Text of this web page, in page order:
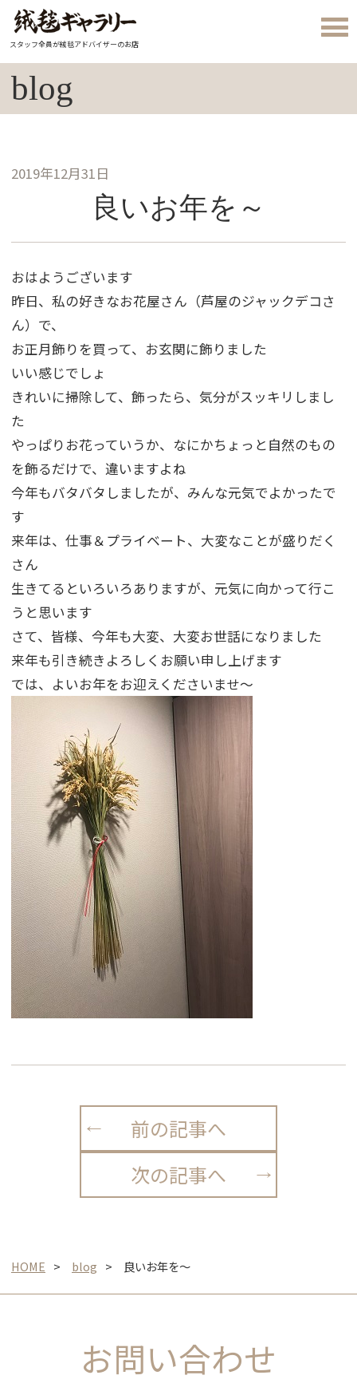
スタッフ全員が絨毯アドバイザーのお店
blog
2019年12月31日
良いお年を～
おはようございます
昨日、私の好きなお花屋さん（芦屋のジャックデコさ
ん）で、
お正月飾りを買って、お玄関に飾りました
いい感じでしょ
きれいに掃除して、飾ったら、気分がスッキリしまし
た
やっぱりお花っていうか、なにかちょっと自然のもの
を飾るだけで、違いますよね
今年もバタバタしましたが、みんな元気でよかったで
す
来年は、仕事＆プライベート、大変なことが盛りだく
さん
生きてるといろいろありますが、元気に向かって行こ
うと思います
さて、皆様、今年も大変、大変お世話になりました
来年も引き続きよろしくお願い申し上げます
では、よいお年をお迎えくださいませ～
前の記事へ
次の記事へ
HOME blog 良いお年を～
お問い合わせ